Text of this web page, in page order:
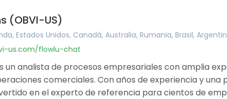
Gestión De Proyectos
Constructor de Documentos
Herramientas de colaboración
Base de Conocimientos
Gestión Financiera
Software de portal de clientes
Agile and Issue Tracker
Mapas Mentales
Capacitación e Integración
Servicios de Integración
Migración de Datos
Desarrollo Personalizado
(OBVI-US)
Estados Unidos, Canadá, Australia, Rumania, Brasil,
us.com/flowlu-chat
un analista de procesos empresariales con amplia
comerciales. Con años de experiencia y
en el experto de referencia para cientos de